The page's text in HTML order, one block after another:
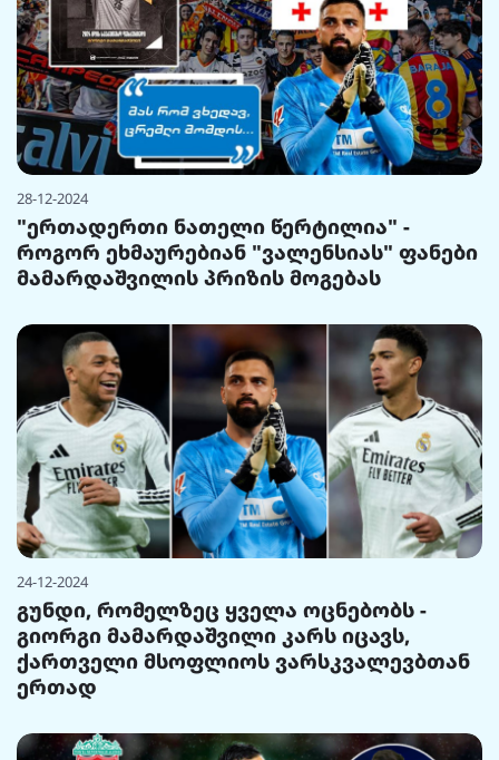
28-12-2024
"ერთადერთი ნათელი წერტილია" -
როგორ ეხმაურებიან "ვალენსიას" ფანები
მამარდაშვილის პრიზის მოგებას
24-12-2024
გუნდი, რომელზეც ყველა ოცნებობს -
გიორგი მამარდაშვილი კარს იცავს,
ქართველი მსოფლიოს ვარსკვალევბთან
ერთად